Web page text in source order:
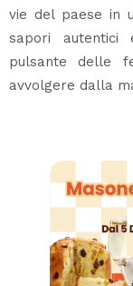
vie del paese in
sapori autentici
pulsante delle
avvolgere dalla